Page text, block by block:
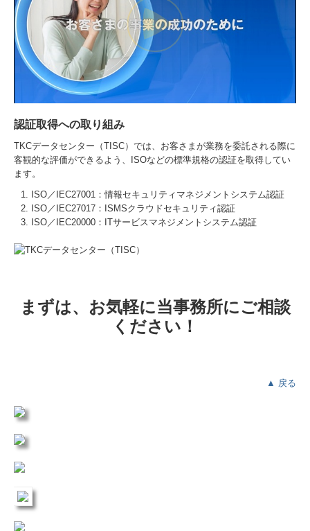
認証取得への取り組み
TKCデータセンター（TISC）では、お客さまが業務を委託される際に
客観的な評価ができるよう、ISOなどの標準規格の認証を取得してい
ます。
ISO／IEC27001：情報セキュリティマネジメントシステム認証
ISO／IEC27017：ISMSクラウドセキュリティ認証
ISO／IEC20000：ITサービスマネジメントシステム認証
まずは、お気軽に当事務所にご相談
ください！
▲ 戻る